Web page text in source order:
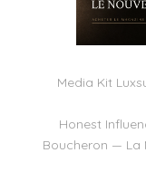
Media Kit
Honest
Boucheron — La